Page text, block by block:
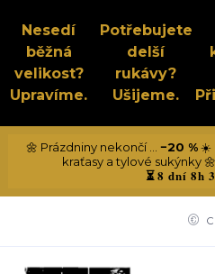
Nesedí
běžná
velikost?
Upravíme.
Potřebujete
delší
rukávy?
Ušijeme.
🌼 Prázdniny nekončí ... −20 %☀️
kraťasy a tylové sukýnky
⏳8 dní 8h